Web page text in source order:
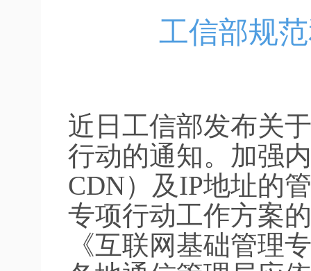
工信部规
近日工信部发布关
行动的通知。加强
CDN）及IP地址的
专项行动工作方案
《互联网基础管理